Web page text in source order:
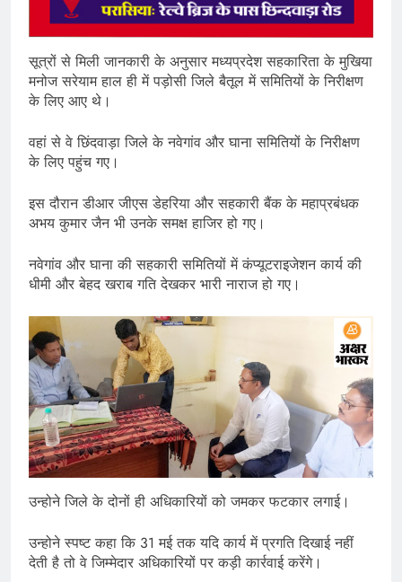
सूत्रों से मिली जानकारी के अनुसार मध्यप्रदेश सहकारिता के मुखिया
मनोज सरेयाम हाल ही में पड़ोसी जिले बैतूल में समितियों के निरीक्षण
के लिए आए थे।
वहां से वे छिंदवाड़ा जिले के नवेगांव और घाना समितियों के निरीक्षण
के लिए पहुंच गए।
इस दौरान डीआर जीएस डेहरिया और सहकारी बैंक के महाप्रबंधक
अभय कुमार जैन भी उनके समक्ष हाजिर हो गए।
नवेगांव और घाना की सहकारी समितियों में कंप्यूटराइजेशन कार्य की
धीमी और बेहद खराब गति देखकर भारी नाराज हो गए।
उन्होने जिले के दोनों ही अधिकारियों को जमकर फटकार लगाई।
उन्होने स्पष्ट कहा कि 31 मई तक यदि कार्य में प्रगति दिखाई नहीं
देती है तो वे जिम्मेदार अधिकारियों पर कड़ी कार्रवाई करेंगे।